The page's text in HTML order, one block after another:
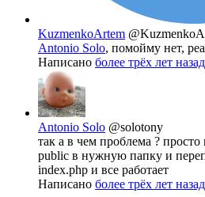
KuzmenkoArtem
Antonio Solo, помойму нет,
Написано более трёх лет назад
Antonio Solo @solotony
так а в чем проблема ?
public в нужную папку и
index.php и все работает
Написано более трёх лет назад